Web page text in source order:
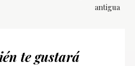
antigua
te gustará